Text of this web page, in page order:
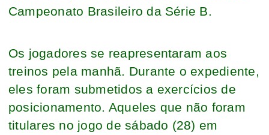
Campeonato Brasileiro da Série B.
Os jogadores se reapresentaram aos
treinos pela manhã. Durante o expediente,
eles foram submetidos a exercícios de
posicionamento. Aqueles que não foram
titulares no jogo de sábado (28) em